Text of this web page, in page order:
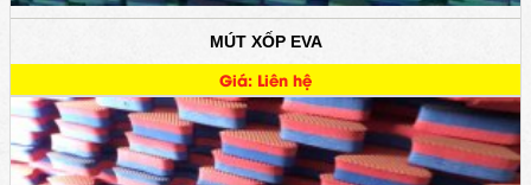
MÚT XỐP EVA
Giá: Liên hệ